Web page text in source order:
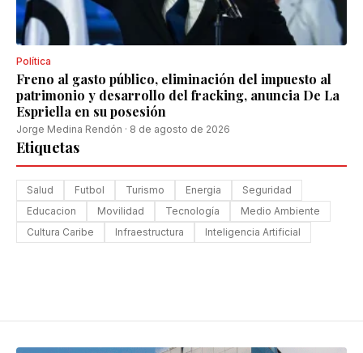
Política
Freno al gasto público, eliminación del impuesto al
patrimonio y desarrollo del fracking, anuncia De La
Espriella en su posesión
Jorge Medina Rendón · 8 de agosto de 2026
Etiquetas
Salud Futbol Turismo Energia
Seguridad
Educacion
Movilidad Tecnología
Medio Ambiente
Cultura Caribe
Infraestructura Inteligencia Artificial